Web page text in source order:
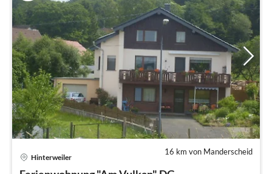
16 km von Manderscheid
Hinterweiler